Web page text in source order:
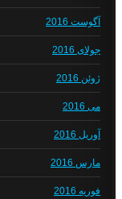
آگوست 2016
جولای 2016
ژوئن 2016
می 2016
آوریل 2016
مارس 2016
فوریه 2016